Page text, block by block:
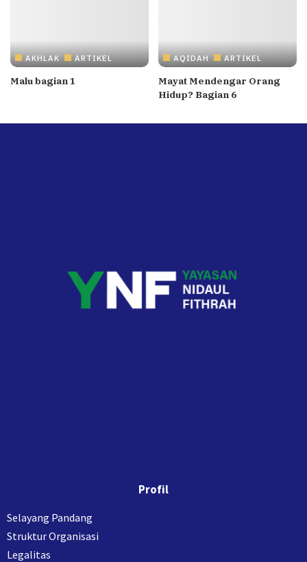
AKHLAK ARTIKEL
Malu bagian 1
AQIDAH ARTIKEL
Mayat Mendengar Orang
Hidup? Bagian 6
Profil
Selayang Pandang
Struktur Organisasi
Legalitas